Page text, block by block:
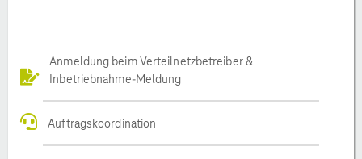
Anmeldung beim Verteilnetzbetreiber &
Inbetriebnahme-Meldung
Auftragskoordination